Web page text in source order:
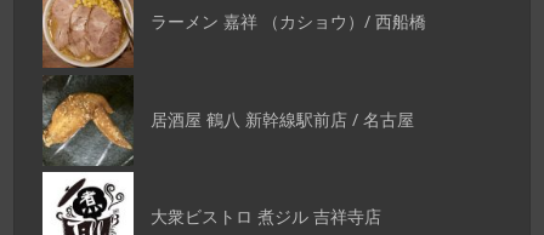
ラーメン 嘉祥 （カショウ）/ 西船橋
居酒屋 鶴八 新幹線駅前店 / 名古屋
大衆ビストロ 煮ジル 吉祥寺店